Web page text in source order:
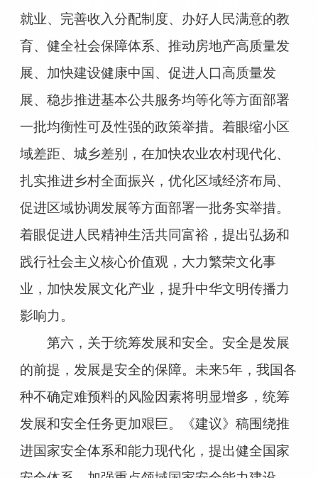
就业、完善收入分配制度、办好人民满意的教
育、健全社会保障体系、推动房地产高质量发
展、加快建设健康中国、促进人口高质量发
展、稳步推进基本公共服务均等化等方面部署
一批均衡性可及性强的政策举措。着眼缩小区
域差距、城乡差别，在加快农业农村现代化、
扎实推进乡村全面振兴，优化区域经济布局、
促进区域协调发展等方面部署一批务实举措。
着眼促进人民精神生活共同富裕，提出弘扬和
践行社会主义核心价值观，大力繁荣文化事
业，加快发展文化产业，提升中华文明传播力
影响力。
第六，关于统筹发展和安全。安全是发展
的前提，发展是安全的保障。未来5年，我国各
种不确定难预料的风险因素将明显增多，统筹
发展和安全任务更加艰巨。《建议》稿围绕推
进国家安全体系和能力现代化，提出健全国家